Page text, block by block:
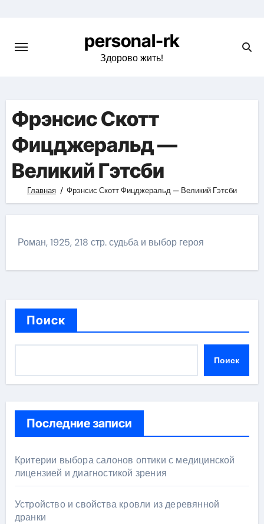
содержимому
personal-rk
Здорово жить!
Фрэнсис Скотт
Фицджеральд —
Великий Гэтсби
Главная Фрэнсис Скотт Фицджеральд — Великий Гэтсби
Роман, 1925, 218 стр. судьба и выбор героя
Поиск
Поиск
Последние записи
Критерии выбора салонов оптики с медицинской
лицензией и диагностикой зрения
Устройство и свойства кровли из деревянной
дранки